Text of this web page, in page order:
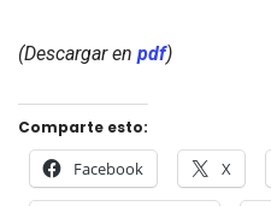
(Descargar en pdf)
Comparte esto:
Facebook X